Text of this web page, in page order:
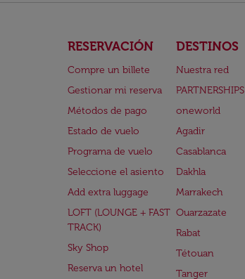
RESERVACIÓN
Compre un billete
Gestionar mi reserva
Métodos de pago
Estado de vuelo
Programa de vuelo
Seleccione el asiento
Add extra luggage
LOFT (LOUNGE + FAST
TRACK)
Sky Shop
Reserva un hotel
DESTINOS
Nuestra red
PARTNERSHIPS
oneworld
Agadir
Casablanca
Dakhla
Marrakech
Ouarzazate
Rabat
Tétouan
Tanger